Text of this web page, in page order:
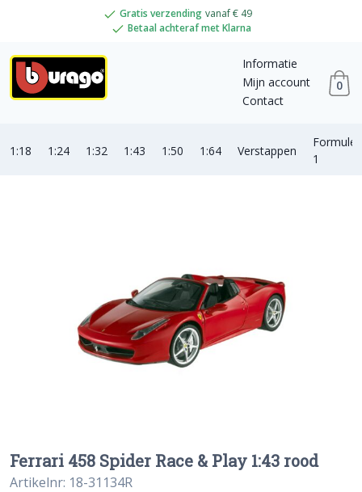
Gratis verzending vanaf € 49
Betaal achteraf met Klarna
Informatie
Mijn account
Contact
0
1:18 1:24 1:32 1:43 1:50 1:64 Verstappen
Formule
1
Ferrari 458 Spider Race & Play 1:43 rood
Artikelnr: 18-31134R